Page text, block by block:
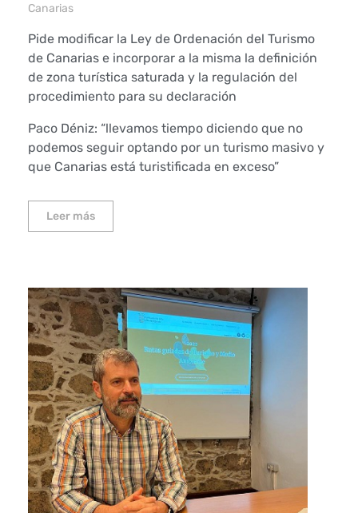
Canarias
Pide modificar la Ley de Ordenación del Turismo
de Canarias e incorporar a la misma la definición
de zona turística saturada y la regulación del
procedimiento para su declaración
Paco Déniz: “llevamos tiempo diciendo que no
podemos seguir optando por un turismo masivo y
que Canarias está turistificada en exceso”
Leer más